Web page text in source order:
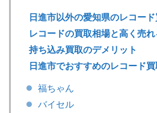
日進市以外の愛知県のレコー
レコードの買取相場と高く売
持ち込み買取のデメリット
日進市でおすすめのレコード
福ちゃん
バイセル